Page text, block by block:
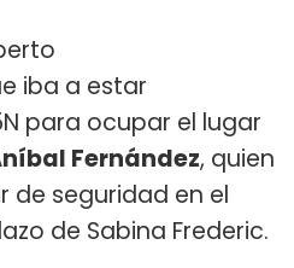
iba a estar
para ocupar el lugar
Fernández, quien
de seguridad en el
de Sabina Frederic.